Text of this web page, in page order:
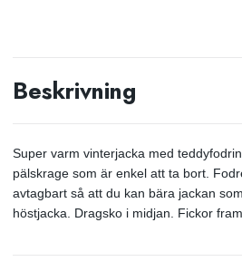
Beskrivning
Super varm vinterjacka med
pälskrage som är enkel att ta bort.
avtagbart så att du kan bära jackan
höstjacka. Dragsko i midjan. Fickor